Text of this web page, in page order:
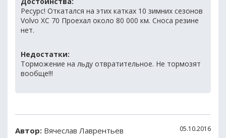
Ресурс! Откатался на этих катках 10 зимних сезонов
Volvo XC 70 Проехал около 80 000 км. Сноса резине
нет.
Недостатки:
Торможение на льду отвратительное. Не тормозят
вообще!!!
Автор: Вячеслав Лаврентьев 05.10.2016